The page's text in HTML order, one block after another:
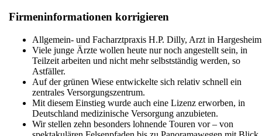
Firmeninformationen korrigieren
Allgemein- und Facharztpraxis H.P. Dilly, Arzt in Hargesheim
Viele junge Ärzte wollen heute nur noch angestellt sein, in
Teilzeit arbeiten und nicht mehr selbstständig werden, so
Astfäller.
Auf der grünen Wiese entwickelte sich relativ schnell ein
zentrales Versorgungszentrum.
Mit diesem Einstieg wurde auch eine Lizenz erworben, in
Deutschland medizinische Versorgung anzubieten.
Wir stellen zehn besonders lohnende Touren vor – von